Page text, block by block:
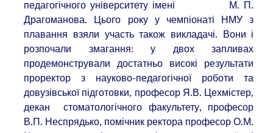
педагогічного університету імені
М. П.
Драгоманова. Цього року у чемпіонаті НМУ з
плавання взяли участь також викладачі. Вони і
розпочали змагання: у двох запливах
продемонстрували достатньо високі результати
проректор з науково-педагогічної роботи та
довузівської підготовки, професор Я.В. Цехмістер,
декан стоматологічного факультету, професор
В.П. Неспрядько, помічник ректора професор О.М.